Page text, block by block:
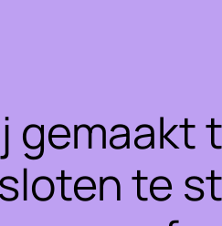
gemaakt
te